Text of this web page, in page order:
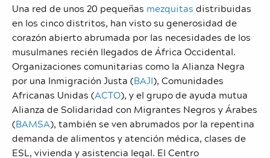
Una red de unos 20 pequeñas mezquitas distribuidas
en los cinco distritos, han visto su generosidad de
corazón abierto abrumada por las necesidades de los
musulmanes recién llegados de África Occidental.
Organizaciones comunitarias como la Alianza Negra
por una Inmigración Justa (BAJI), Comunidades
Africanas Unidas (ACTO), y el grupo de ayuda mutua
Alianza de Solidaridad con Migrantes Negros y Árabes
(BAMSA), también se ven abrumados por la repentina
demanda de alimentos y atención médica, clases de
ESL, vivienda y asistencia legal. El Centro